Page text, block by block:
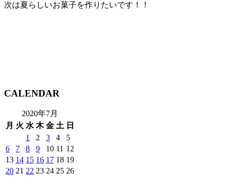
次は夏らしいお菓子を作りたいです！！
CALENDAR
2020年7月
月 火 水 木 金 土 日
1
2 3 4
5
6
7 8 9 10 11 12
13 14 15 16 17 18 19
20 21 22 23 24 25 26